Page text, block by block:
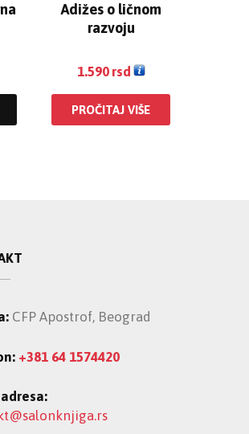
Adižes o ličnom
razvoju
1.590 rsd
PROČITAJ VIŠE
CFP Apostrof, Beograd
+381 64 1574420